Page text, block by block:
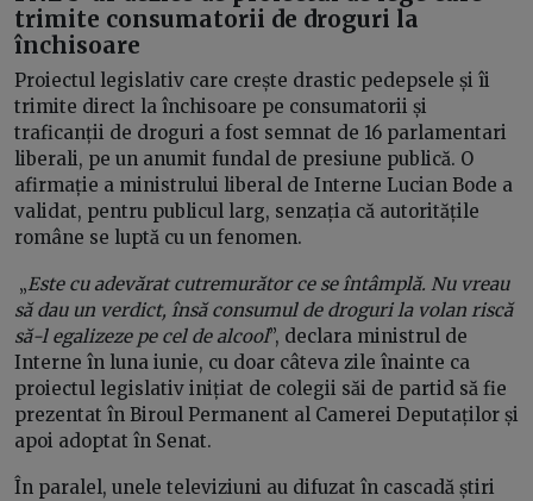
trimite consumatorii de droguri la
închisoare
Proiectul legislativ care crește drastic pedepsele și îi
trimite direct la închisoare pe consumatorii și
traficanții de droguri a fost semnat de 16 parlamentari
liberali, pe un anumit fundal de presiune publică. O
afirmație a ministrului liberal de Interne Lucian Bode a
validat, pentru publicul larg, senzația că autoritățile
române se luptă cu un fenomen.
„Este cu adevărat cutremurător ce se întâmplă. Nu vreau
să dau un verdict, însă consumul de droguri la volan riscă
să-l egalizeze pe cel de alcool”, declara ministrul de
Interne în luna iunie, cu doar câteva zile înainte ca
proiectul legislativ inițiat de colegii săi de partid să fie
prezentat în Biroul Permanent al Camerei Deputaților și
apoi adoptat în Senat.
În paralel, unele televiziuni au difuzat în cascadă știri